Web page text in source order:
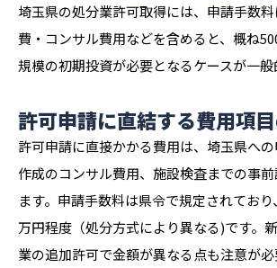
埼玉県の処分業許可取得には、申請手数
費・コンサル費用などを含めると、概ね
規模の初期投資が必要となるケースが一般
許可申請に直結する費用項
許可申請に直接かかる費用は、埼玉県へ
作成のコンサル費用、施設検査までの事
ます。申請手数料は県令で規定されてお
万円程度（処分方式により異なる)です。
業の追加許可で金額が異なる点も注意が必